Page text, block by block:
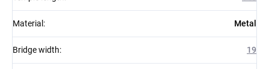
Material : Metal
Bridge width: 19